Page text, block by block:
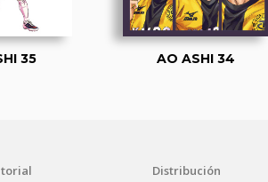
35 AO ASHI 34
Distribución